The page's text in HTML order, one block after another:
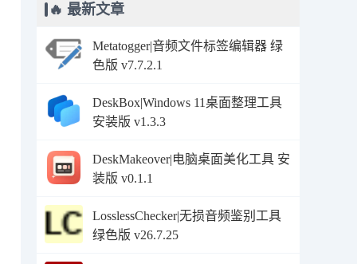
🔥 最新文章
Metatogger|音频文件标签编辑器 绿
色版 v7.7.2.1
DeskBox|Windows 11桌面整理工具
安装版 v1.3.3
DeskMakeover|电脑桌面美化工具 安
装版 v0.1.1
LosslessChecker|无损音频鉴别工具
绿色版 v26.7.25